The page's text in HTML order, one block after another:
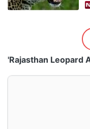
'Rajasthan Leopard